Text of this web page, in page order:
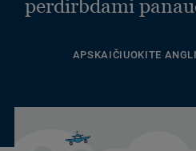
perdirbdami
APSKAIČIUOKITE